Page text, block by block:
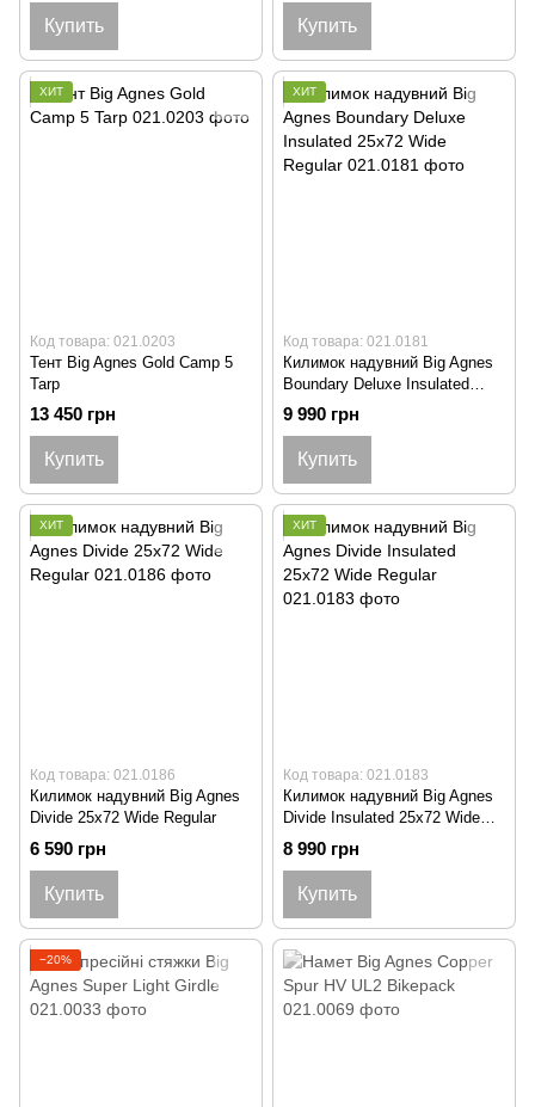
Купить Купить
ХИТ
Код товара: 021.0203
Тент Big Agnes Gold Camp 5
Tarp
13 450 грн
Купить
ХИТ
Код товара: 021.0181
Килимок надувний Big Agnes
Boundary Deluxe Insulated
25x72 Wide Regular
9 990 грн
Купить
ХИТ
Код товара: 021.0186
Килимок надувний Big Agnes
Divide 25x72 Wide Regular
6 590 грн
Купить
ХИТ
Код товара: 021.0183
Килимок надувний Big Agnes
Divide Insulated 25x72 Wide
Regular
8 990 грн
Купить
−20%